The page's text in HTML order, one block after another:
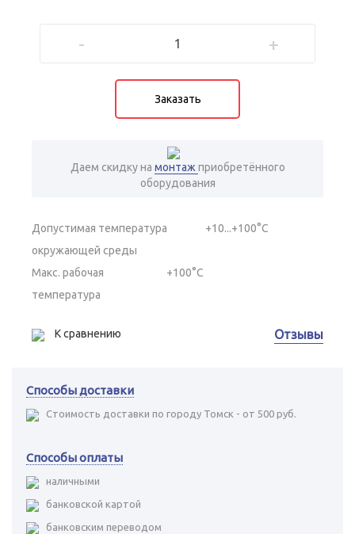
- +
Заказать
Даем скидку на монтажприобретённого
оборудования
Допустимая температура
окружающей среды
+10...+100°C
Макс. рабочая
температура
+100°С
К сравнению Отзывы
Способы доставки
Стоимость доставки по городу Томск - от 500 руб.
Способы оплаты
наличными
банковской картой
банковским переводом